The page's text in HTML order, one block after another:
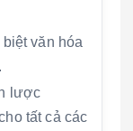
văn hóa
lược
tất cả các